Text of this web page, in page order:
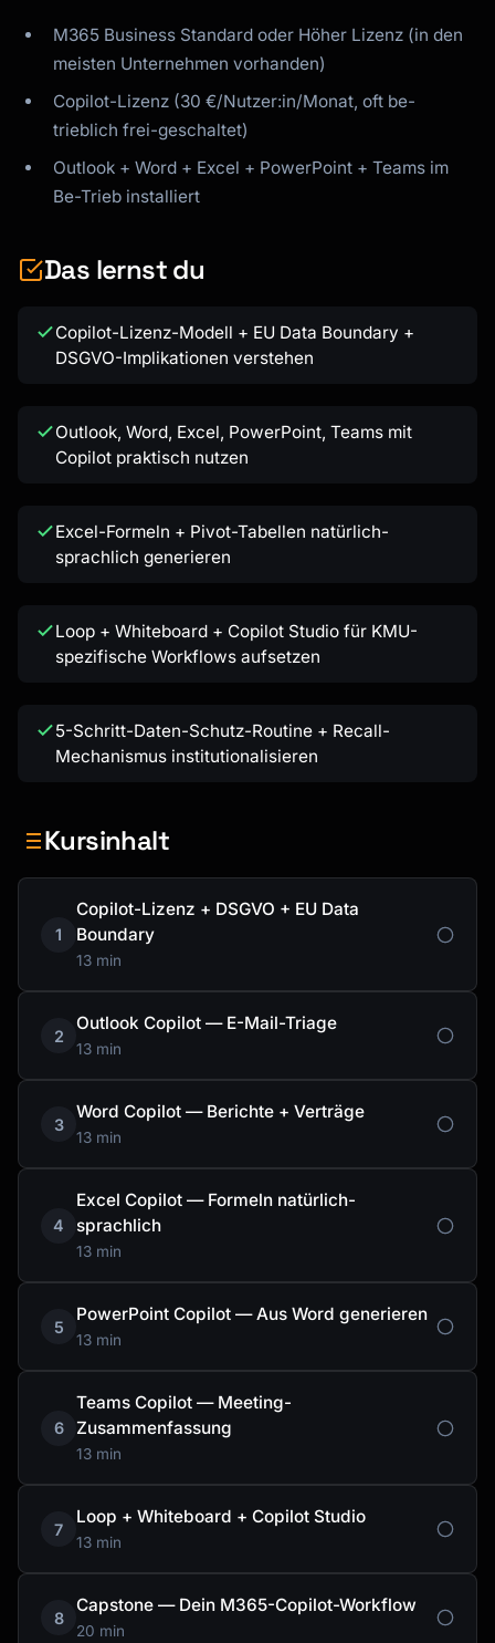
M365 Business Standard oder Höher Lizenz (in den
meisten Unternehmen vorhanden)
Copilot-Lizenz (30 €/Nutzer:in/Monat, oft be-
trieblich frei-geschaltet)
Outlook + Word + Excel + PowerPoint + Teams im
Be-Trieb installiert
Das lernst du
Copilot-Lizenz-Modell + EU Data Boundary +
DSGVO-Implikationen verstehen
Outlook, Word, Excel, PowerPoint, Teams mit
Copilot praktisch nutzen
Excel-Formeln + Pivot-Tabellen natürlich-
sprachlich generieren
Loop + Whiteboard + Copilot Studio für KMU-
spezifische Workflows aufsetzen
5-Schritt-Daten-Schutz-Routine + Recall-
Mechanismus institutionalisieren
Kursinhalt
1
Copilot-Lizenz + DSGVO + EU Data
Boundary
13 min
2
Outlook Copilot — E-Mail-Triage
13 min
3
Word Copilot — Berichte + Verträge
13 min
4
Excel Copilot — Formeln natürlich-
sprachlich
13 min
5
PowerPoint Copilot — Aus Word generieren
13 min
6
Teams Copilot — Meeting-
Zusammenfassung
13 min
7
Loop + Whiteboard + Copilot Studio
13 min
8
Capstone — Dein M365-Copilot-Workflow
20 min